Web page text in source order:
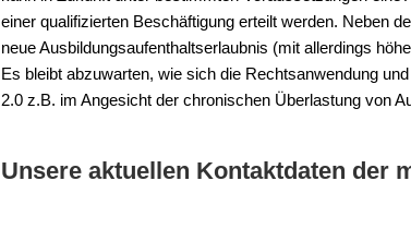
einer qualifizierten Beschäftigung erteilt werden. Neben
neue Ausbildungsaufenthaltserlaubnis (mit allerdings
Es bleibt abzuwarten, wie sich die Rechtsanwendung
2.0 z.B. im Angesicht der chronischen Überlastung von
Unsere aktuellen Kontaktdaten der